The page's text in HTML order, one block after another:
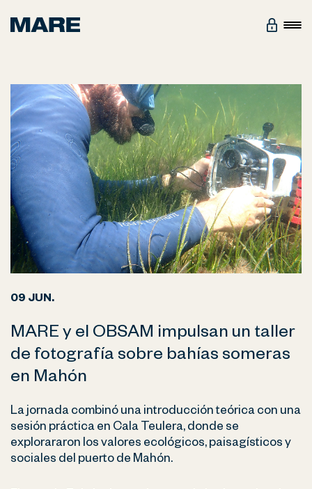
09 JUN.
MARE y el OBSAM impulsan un taller
de fotografía sobre bahías someras
en Mahón
La jornada combinó una introducción teórica con una
sesión práctica en Cala Teulera, donde se
explorararon los valores ecológicos, paisagísticos y
sociales del puerto de Mahón.